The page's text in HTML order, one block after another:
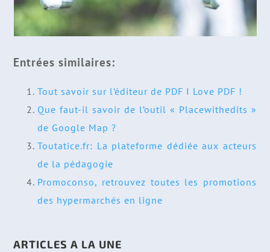
Entrées similaires:
Tout savoir sur l’éditeur de PDF I Love PDF !
Que faut-il savoir de l’outil « Placewithedits »
de Google Map ?
Toutatice.fr: La plateforme dédiée aux acteurs
de la pédagogie
Promoconso, retrouvez toutes les promotions
des hypermarchés en ligne
ARTICLES A LA UNE